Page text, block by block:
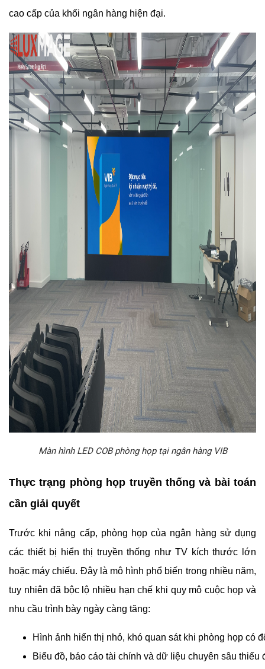
cao cấp của khối ngân hàng hiện đại.
Màn hình LED COB phòng họp tại ngân hàng VIB
Thực trạng phòng họp truyền thống và bài toán
cần giải quyết
Trước khi nâng cấp, phòng họp của ngân hàng sử dụng
các thiết bị hiển thị truyền thống như TV kích thước lớn
hoặc máy chiếu. Đây là mô hình phổ biến trong nhiều năm,
tuy nhiên đã bộc lộ nhiều hạn chế khi quy mô cuộc họp và
nhu cầu trình bày ngày càng tăng:
Hình ảnh hiển thị nhỏ, khó quan sát khi phòng họp có
Biểu đồ, báo cáo tài chính và dữ liệu chuyên sâu